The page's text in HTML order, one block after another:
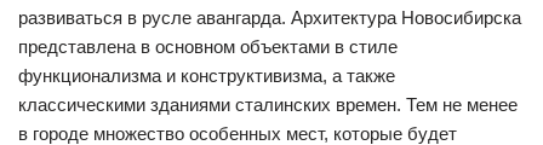
развиваться в русле авангарда. Архитектура Новосибирска
представлена в основном объектами в стиле
функционализма и конструктивизма, а также
классическими зданиями сталинских времен. Тем не менее
в городе множество особенных мест, которые будет